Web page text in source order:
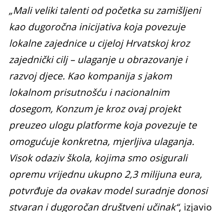
„Mali veliki talenti od početka su zamišljeni
kao dugoročna inicijativa koja povezuje
lokalne zajednice u cijeloj Hrvatskoj kroz
zajednički cilj – ulaganje u obrazovanje i
razvoj djece. Kao kompanija s jakom
lokalnom prisutnošću i nacionalnim
dosegom, Konzum je kroz ovaj projekt
preuzeo ulogu platforme koja povezuje te
omogućuje konkretna, mjerljiva ulaganja.
Visok odaziv škola, kojima smo osigurali
opremu vrijednu ukupno 2,3 milijuna eura,
potvrđuje da ovakav model suradnje donosi
stvaran i dugoročan društveni učinak“, izjavio